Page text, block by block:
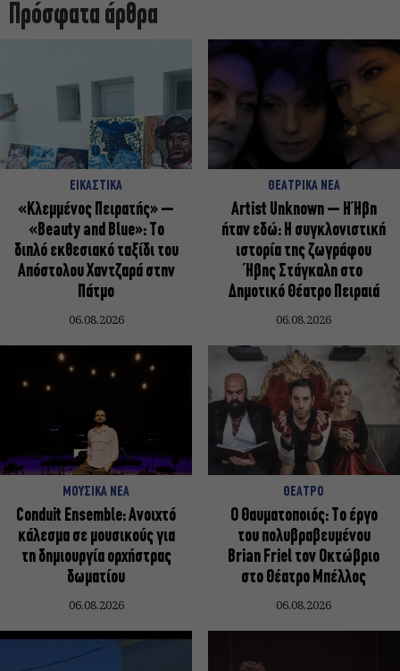
Πρόσφατα άρθρα
ΕΙΚΑΣΤΙΚΑ
«Κλεμμένος Πειρατής» –
«Beauty and Blue»: Το
διπλό εκθεσιακό ταξίδι του
Απόστολου Χαντζαρά στην
Πάτμο
06.08.2026
ΘΕΑΤΡΙΚΑ ΝΕΑ
Artist Unknown – Η Ήβη
ήταν εδώ: Η συγκλονιστική
ιστορία της ζωγράφου
Ήβης Στάγκαλη στο
Δημοτικό Θέατρο Πειραιά
06.08.2026
ΜΟΥΣΙΚΑ ΝΕΑ
Conduit Ensemble: Ανοιχτό
κάλεσμα σε μουσικούς για
τη δημιουργία ορχήστρας
δωματίου
06.08.2026
ΘΕΑΤΡΟ
Ο Θαυματοποιός: Το έργο
του πολυβραβευμένου
Brian Friel τον Οκτώβριο
στο Θέατρο Μπέλλος
06.08.2026